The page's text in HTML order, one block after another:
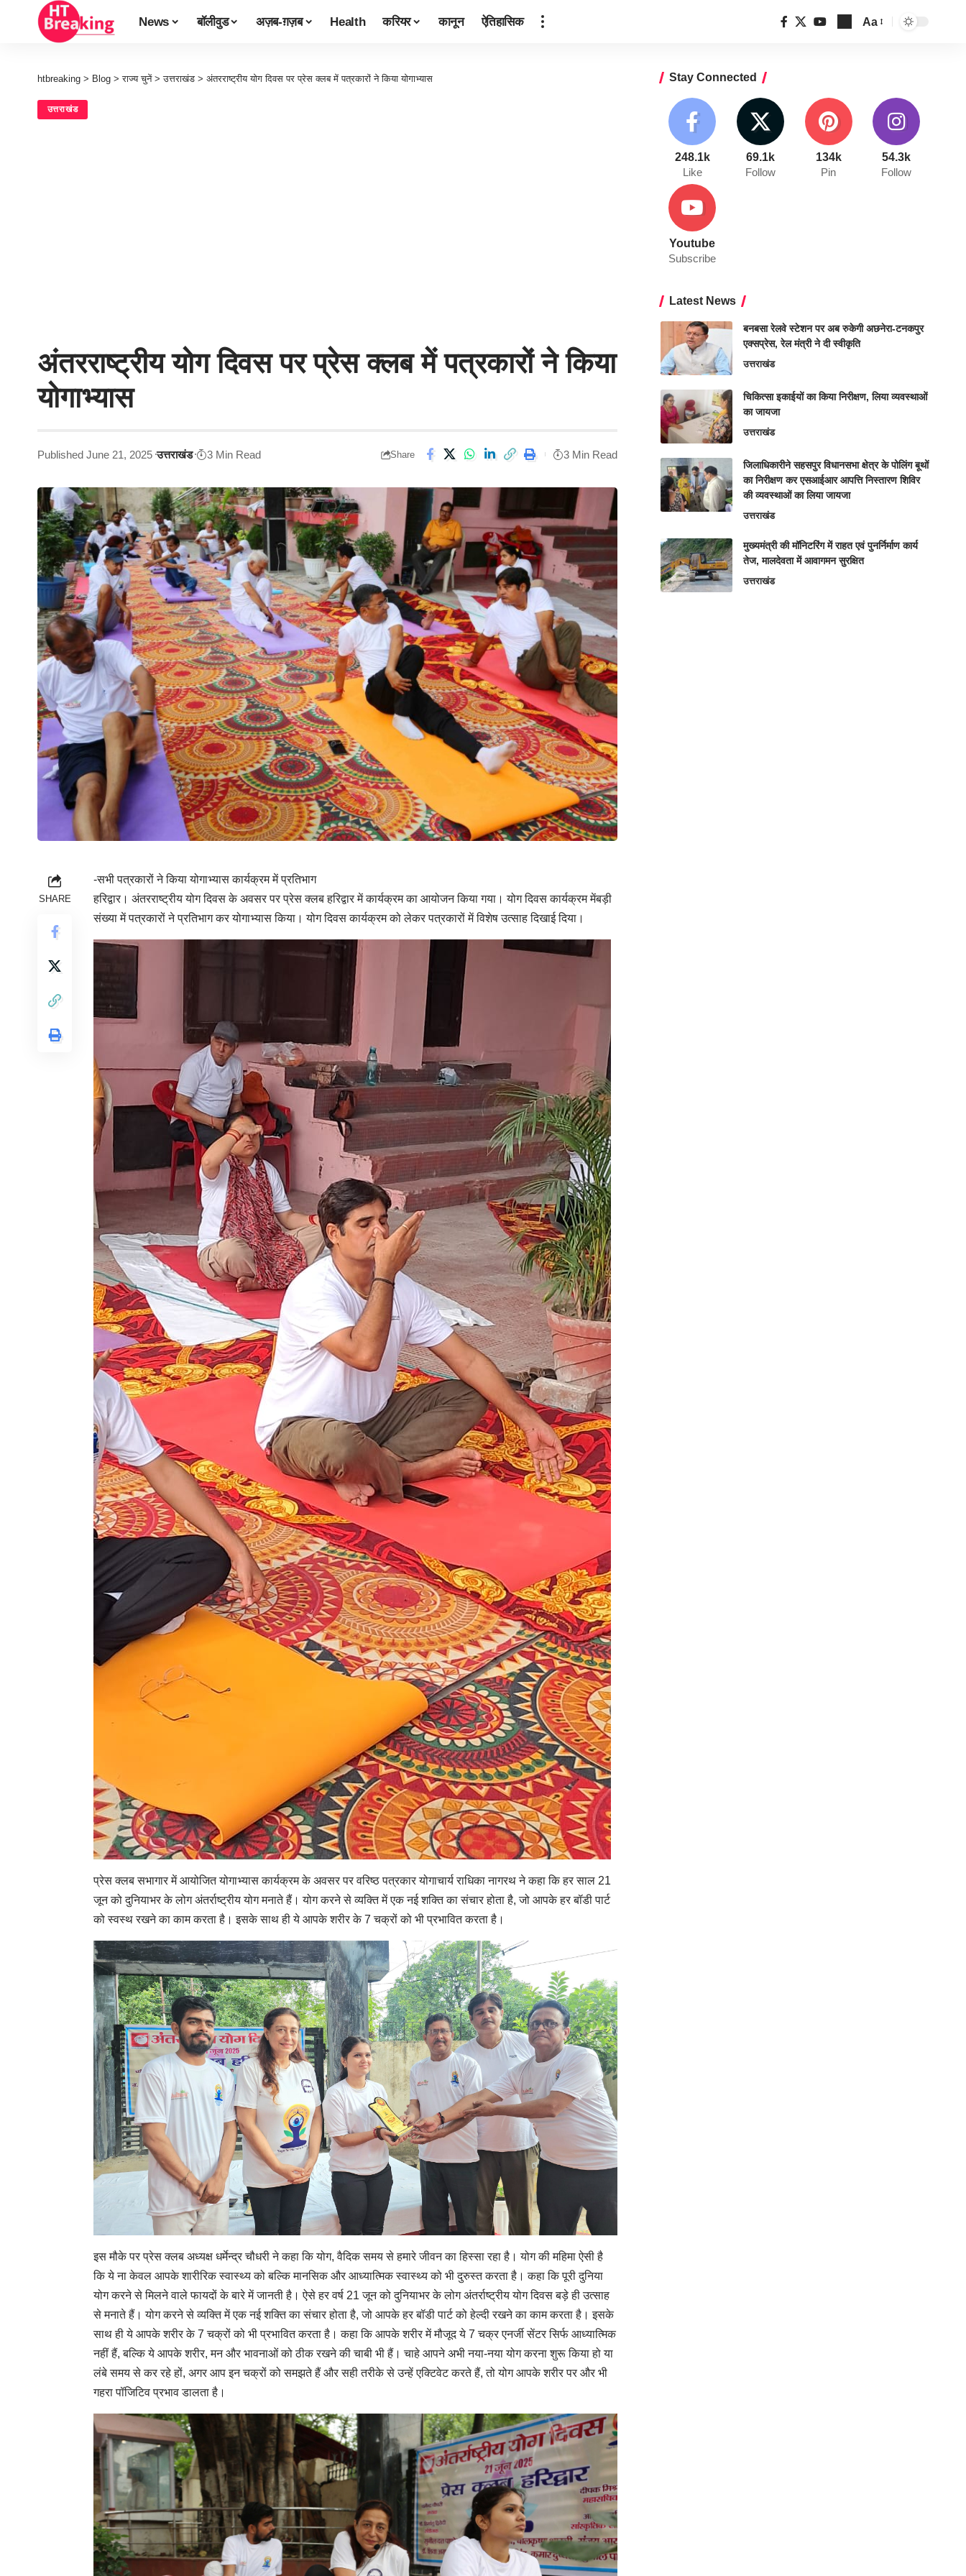
News बॉलीवुड अज़ब-ग़ज़ब Health करियर कानून ऐतिहासिक Aa
htbreaking > Blog >राज्य चुनें >उत्तराखंड > अंतरराष्ट्रीय योग दिवस पर प्रेस क्लब में पत्रकारों ने किया योगाभ्यास
उत्तराखंड
अंतरराष्ट्रीय योग दिवस पर प्रेस क्लब में पत्रकारों ने किया
योगाभ्यास
Published June 21, 2025 उत्तराखंड 3 Min Read Share 3 Min Read
SHARE
-सभी पत्रकारों ने किया योगाभ्यास कार्यक्रम में प्रतिभाग
हरिद्वार। अंतरराष्ट्रीय योग दिवस के अवसर पर प्रेस क्लब हरिद्वार में कार्यक्रम का आयोजन किया गया। योग दिवस कार्यक्रम मेंबड़ी
संख्या में पत्रकारों ने प्रतिभाग कर योगाभ्यास किया। योग दिवस कार्यक्रम को लेकर पत्रकारों में विशेष उत्साह दिखाई दिया।
प्रेस क्लब सभागार में आयोजित योगाभ्यास कार्यक्रम के अवसर पर वरिष्ठ पत्रकार योगाचार्य राधिका नागरथ ने कहा कि हर साल 21
जून को दुनियाभर के लोग अंतर्राष्ट्रीय योग मनाते हैं। योग करने से व्यक्ति में एक नई शक्ति का संचार होता है, जो आपके हर बॉडी पार्ट
को स्वस्थ रखने का काम करता है। इसके साथ ही ये आपके शरीर के 7 चक्रों को भी प्रभावित करता है।
इस मौके पर प्रेस क्लब अध्यक्ष धर्मेन्द्र चौधरी ने कहा कि योग, वैदिक समय से हमारे जीवन का हिस्सा रहा है। योग की महिमा ऐसी है
कि ये ना केवल आपके शारीरिक स्वास्थ्य को बल्कि मानसिक और आध्यात्मिक स्वास्थ्य को भी दुरुस्त करता है। कहा कि पूरी दुनिया
योग करने से मिलने वाले फायदों के बारे में जानती है। ऐसे हर वर्ष 21 जून को दुनियाभर के लोग अंतर्राष्ट्रीय योग दिवस बड़े ही उत्साह
से मनाते हैं। योग करने से व्यक्ति में एक नई शक्ति का संचार होता है, जो आपके हर बॉडी पार्ट को हेल्दी रखने का काम करता है। इसके
साथ ही ये आपके शरीर के 7 चक्रों को भी प्रभावित करता है। कहा कि आपके शरीर में मौजूद ये 7 चक्र एनर्जी सेंटर सिर्फ आध्यात्मिक
नहीं हैं, बल्कि ये आपके शरीर, मन और भावनाओं को ठीक रखने की चाबी भी हैं। चाहे आपने अभी नया-नया योग करना शुरू किया हो या
लंबे समय से कर रहे हों, अगर आप इन चक्रों को समझते हैं और सही तरीके से उन्हें एक्टिवेट करते हैं, तो योग आपके शरीर पर और भी
गहरा पॉजिटिव प्रभाव डालता है।
Stay Connected
248.1k
Like
69.1k
Follow
134k
Pin
54.3k
Follow
Youtube
Subscribe
Latest News
बनबसा रेलवे स्टेशन पर अब रुकेगी अछनेरा-टनकपुर
एक्सप्रेस, रेल मंत्री ने दी स्वीकृति
उत्तराखंड
चिकित्सा इकाईयों का किया निरीक्षण, लिया व्यवस्थाओं
का जायजा
उत्तराखंड
जिलाधिकारीने सहसपुर विधानसभा क्षेत्र के पोलिंग बूथों
का निरीक्षण कर एसआईआर आपत्ति निस्तारण शिविर
की व्यवस्थाओं का लिया जायजा
उत्तराखंड
मुख्यमंत्री की मॉनिटरिंग में राहत एवं पुनर्निर्माण कार्य
तेज, मालदेवता में आवागमन सुरक्षित
उत्तराखंड